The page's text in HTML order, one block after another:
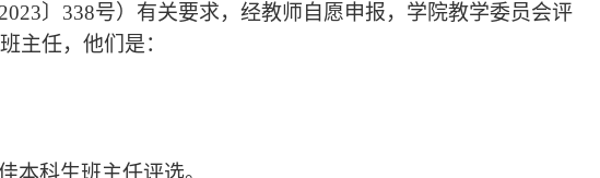
〕338号）有关要求，经教师自愿申报，学院教学委员会评
主任，他们是：
本科生班主任评选。